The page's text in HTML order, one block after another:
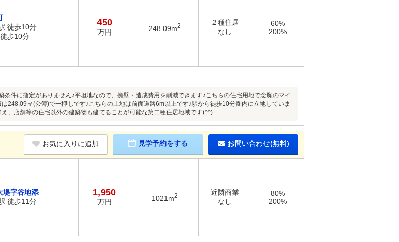
徒歩10分
歩10分
450
万円 248.09m2
２種住居
なし
60%
200%
条件に指定がありません♪平坦地なので、擁壁・造成費用を削減できます♪こちらの住宅用地で念願のマイ
248.09㎡(公簿)で一押しです♪こちらの土地は前面道路6m以上です♪駅から徒歩10分圏内に立地していま
、店舗等の住宅以外の建築物も建てることが可能な第二種住居地域です(^^)
お気に入りに追加 見学予約をする お問い合わせ(無料)
堤字谷地添
徒歩11分
1,950
万円 1021m2
近隣商業
なし
80%
200%